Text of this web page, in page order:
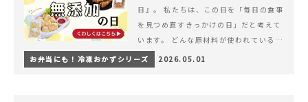
日』。 私たちは、この日を「毎日の食事
を見つめ直すきっかけの日」だと考えて
います。 どんな原材料が使われているの
か。 どのようにつくられているのか。&
hellip; 続きを読む 【6月10日（無添加
お弁当にも！冷凍おかずシリーズ 2026.05.01